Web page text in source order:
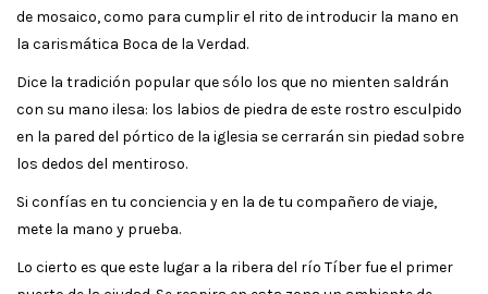
de mosaico, como para cumplir el rito de introducir la mano en
la carismática Boca de la Verdad.
Dice la tradición popular que sólo los que no mienten saldrán
con su mano ilesa: los labios de piedra de este rostro esculpido
en la pared del pórtico de la iglesia se cerrarán sin piedad sobre
los dedos del mentiroso.
Si confías en tu conciencia y en la de tu compañero de viaje,
mete la mano y prueba.
Lo cierto es que este lugar a la ribera del río Tíber fue el primer